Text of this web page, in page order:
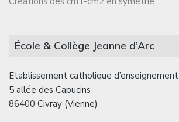
École & Collège Jeanne d’Arc
Etablissement catholique d’enseignement
5 allée des Capucins
86400 Civray (Vienne)